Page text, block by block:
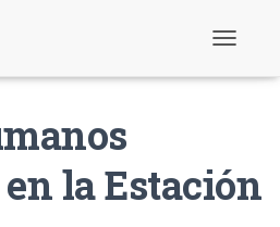
r
n
la Estación